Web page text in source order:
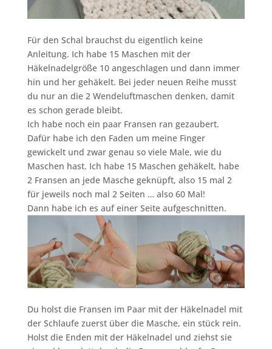
Für den Schal brauchst du eigentlich keine
Anleitung. Ich habe 15 Maschen mit der
Häkelnadelgröße 10 angeschlagen und dann immer
hin und her gehäkelt. Bei jeder neuen Reihe musst
du nur an die 2 Wendeluftmaschen denken, damit
es schon gerade bleibt.
Ich habe noch ein paar Fransen ran gezaubert.
Dafür habe ich den Faden um meine Finger
gewickelt und zwar genau so viele Male, wie du
Maschen hast. Ich habe 15 Maschen gehäkelt, habe
2 Fransen an jede Masche geknüpft, also 15 mal 2
für jeweils noch mal 2 Seiten … also 60 Mal!
Dann habe ich es auf einer Seite aufgeschnitten.
Du holst die Fransen im Paar mit der Häkelnadel mit
der Schlaufe zuerst über die Masche, ein stück rein.
Holst die Enden mit der Häkelnadel und ziehst sie